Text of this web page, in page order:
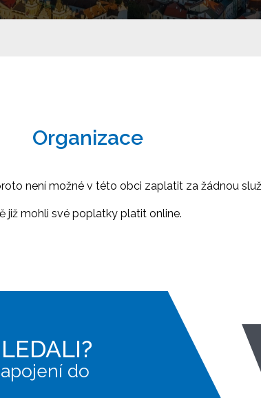
Organizace
není možné v této obci zaplatit za žádnou
již mohli své poplatky platit online.
do